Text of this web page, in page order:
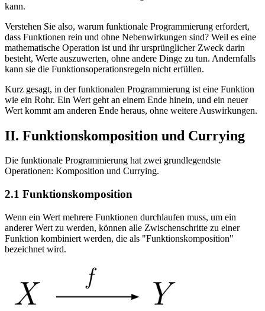
kann.
Verstehen Sie also, warum funktionale Programmierung erfordert,
dass Funktionen rein und ohne Nebenwirkungen sind? Weil es eine
mathematische Operation ist und ihr ursprünglicher Zweck darin
besteht, Werte auszuwerten, ohne andere Dinge zu tun. Andernfalls
kann sie die Funktionsoperationsregeln nicht erfüllen.
Kurz gesagt, in der funktionalen Programmierung ist eine Funktion
wie ein Rohr. Ein Wert geht an einem Ende hinein, und ein neuer
Wert kommt am anderen Ende heraus, ohne weitere Auswirkungen.
II. Funktionskomposition und Currying
Die funktionale Programmierung hat zwei grundlegendste
Operationen: Komposition und Currying.
2.1 Funktionskomposition
Wenn ein Wert mehrere Funktionen durchlaufen muss, um ein
anderer Wert zu werden, können alle Zwischenschritte zu einer
Funktion kombiniert werden, die als "Funktionskomposition"
bezeichnet wird.